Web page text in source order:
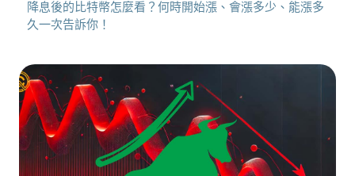
降息後的比特幣怎麼看？何時開始漲、會漲多少、能漲多
久一次告訴你！